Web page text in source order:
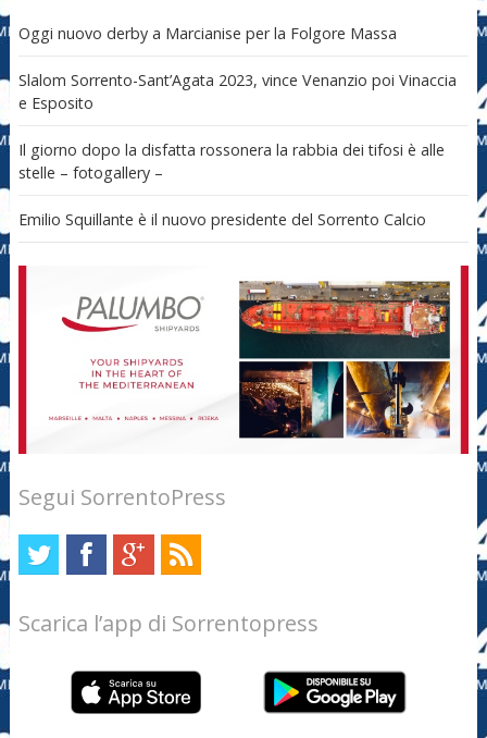
Oggi nuovo derby a Marcianise per la Folgore Massa
Slalom Sorrento-Sant’Agata 2023, vince Venanzio poi Vinaccia
e Esposito
Il giorno dopo la disfatta rossonera la rabbia dei tifosi è alle
stelle – fotogallery –
Emilio Squillante è il nuovo presidente del Sorrento Calcio
Segui SorrentoPress
Scarica l’app di Sorrentopress